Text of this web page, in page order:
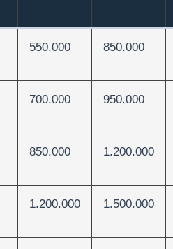
550.000 850.000
700.000 950.000
850.000 1.200.000
1.200.000 1.500.000